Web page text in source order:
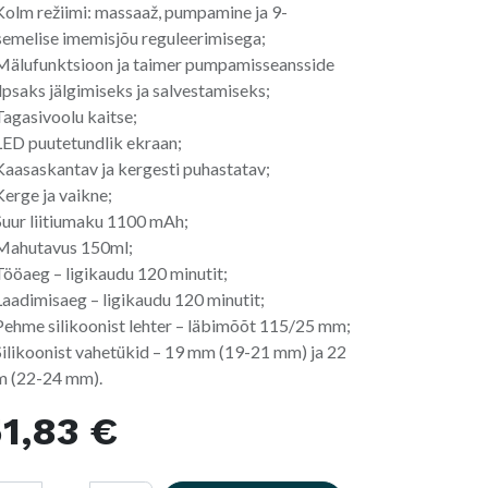
režiimi: massaaž, pumpamine ja 9-
imemisjõu reguleerimisega;
ja taimer pumpamisseansside
jälgimiseks ja salvestamiseks;
kaitse;
puutetundlik ekraan;
ja kergesti puhastatav;
ja vaikne;
liitiumaku 1100 mAh;
150ml;
– ligikaudu 120 minutit;
– ligikaudu 120 minutit;
silikoonist lehter – läbimõõt 115/25 mm;
vahetükid – 19 mm (19-21 mm) ja 22
(22-24 mm).
€